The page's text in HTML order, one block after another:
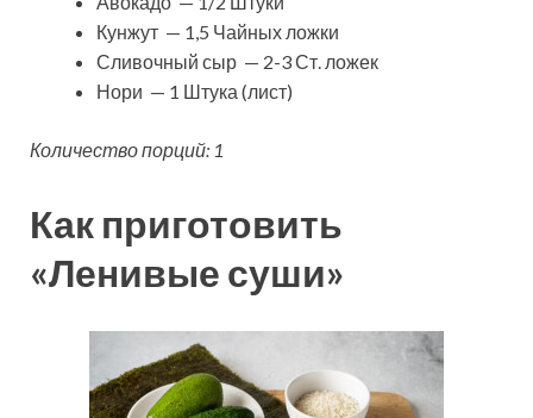
Кунжут — 1,5 Чайных ложки
Сливочный сыр — 2-3 Ст. ложек
Нори — 1 Штука (лист)
Количество порций: 1
Как приготовить
«Ленивые суши»